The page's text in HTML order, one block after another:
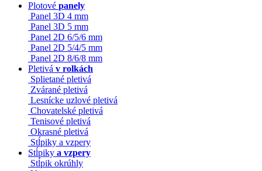
Plotové panely
Panel 3D 4 mm
Panel 3D 5 mm
Panel 2D 6/5/6 mm
Panel 2D 5/4/5 mm
Panel 2D 8/6/8 mm
Pletivá v rolkách
Splietané pletivá
Zvárané pletivá
Lesnícke uzlové pletivá
Chovatelské pletivá
Tenisové pletivá
Okrasné pletivá
Stĺpiky a vzpery
Stĺpiky a vzpery
Stĺpik okrúhly